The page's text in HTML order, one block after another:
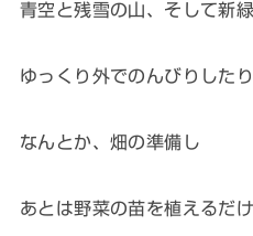
青空と残雪の山、そして新緑
ゆっくり外でのんびりしたり
なんとか、畑の準備し
あとは野菜の苗を植えるだけ